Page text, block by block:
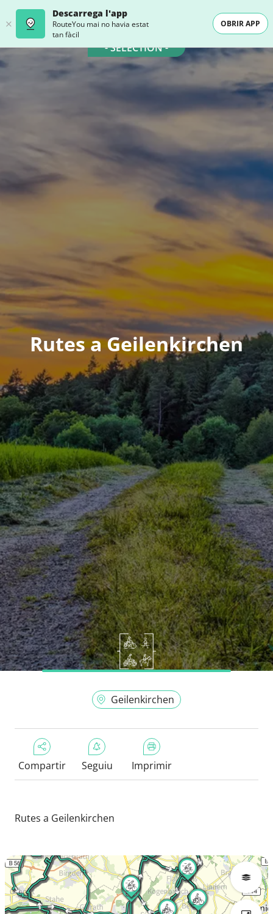
Descarrega l'app
RouteYou mai no havia estat
tan fàcil
OBRIR APP
- SELECTION -
Rutes a Geilenkirchen
Geilenkirchen
Compartir Seguiu Imprimir
Rutes a Geilenkirchen